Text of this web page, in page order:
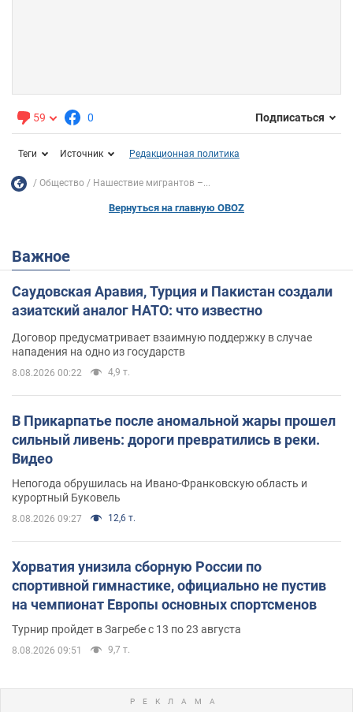
59 0 Подписаться
Теги Источник Редакционная политика
Общество Нашествие мигрантов –...
Вернуться на главную OBOZ
Важное
Саудовская Аравия, Турция и Пакистан создали
азиатский аналог НАТО: что известно
Договор предусматривает взаимную поддержку в случае
нападения на одно из государств
8.08.2026 00:22 4,9 т.
В Прикарпатье после аномальной жары прошел
сильный ливень: дороги превратились в реки.
Видео
Непогода обрушилась на Ивано-Франковскую область и
курортный Буковель
8.08.2026 09:27 12,6 т.
Хорватия унизила сборную России по
спортивной гимнастике, официально не пустив
на чемпионат Европы основных спортсменов
Турнир пройдет в Загребе с 13 по 23 августа
8.08.2026 09:51 9,7 т.